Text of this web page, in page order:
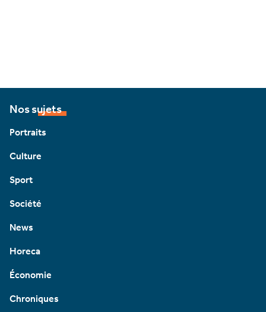
Nos sujets
Portraits
Culture
Sport
Société
News
Horeca
Économie
Chroniques